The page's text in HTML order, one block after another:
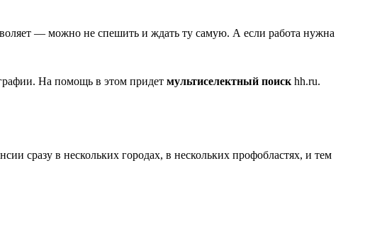
— можно не спешить и ждать ту самую. А если работа нужна
На помощь в этом придет мультиселектный поиск hh.ru.
сразу в нескольких городах, в нескольких профобластях, и тем